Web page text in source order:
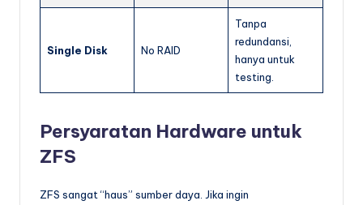
Single Disk No RAID
Tanpa
redundansi,
hanya untuk
testing.
Persyaratan Hardware untuk
ZFS
ZFS sangat “haus” sumber daya. Jika ingin